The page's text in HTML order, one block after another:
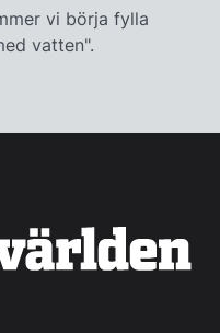
vi börja fylla
vatten".